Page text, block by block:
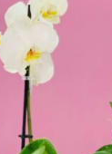
AL CARRITO
/